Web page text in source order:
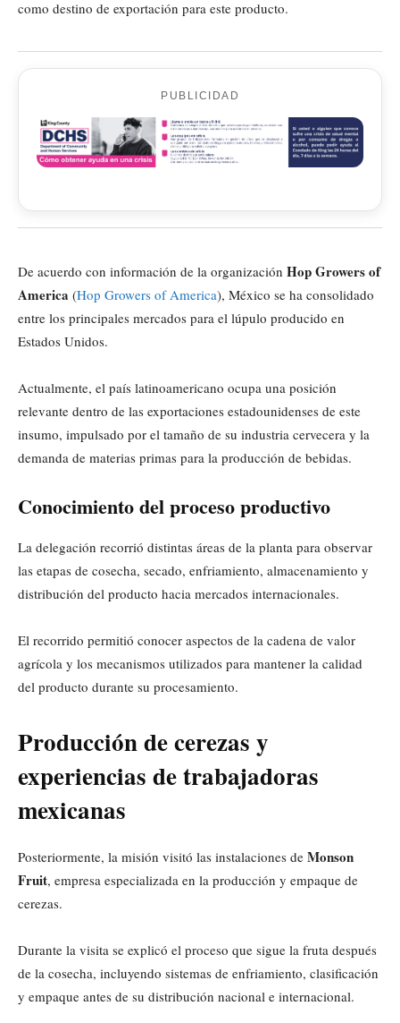
como destino de exportación para este producto.
PUBLICIDAD
De acuerdo con información de la organización Hop Growers of
America (Hop Growers of America), México se ha consolidado
entre los principales mercados para el lúpulo producido en
Estados Unidos.
Actualmente, el país latinoamericano ocupa una posición
relevante dentro de las exportaciones estadounidenses de este
insumo, impulsado por el tamaño de su industria cervecera y la
demanda de materias primas para la producción de bebidas.
Conocimiento del proceso productivo
La delegación recorrió distintas áreas de la planta para observar
las etapas de cosecha, secado, enfriamiento, almacenamiento y
distribución del producto hacia mercados internacionales.
El recorrido permitió conocer aspectos de la cadena de valor
agrícola y los mecanismos utilizados para mantener la calidad
del producto durante su procesamiento.
Producción de cerezas y
experiencias de trabajadoras
mexicanas
Posteriormente, la misión visitó las instalaciones de Monson
Fruit, empresa especializada en la producción y empaque de
cerezas.
Durante la visita se explicó el proceso que sigue la fruta después
de la cosecha, incluyendo sistemas de enfriamiento, clasificación
y empaque antes de su distribución nacional e internacional.